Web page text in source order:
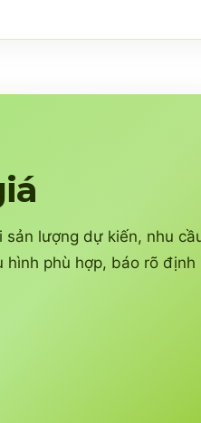
sản lượng dự kiến, nhu
phù hợp, báo rõ định